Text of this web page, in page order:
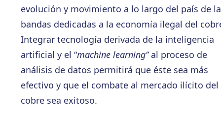
evolución y movimiento a lo largo del país de
bandas dedicadas a la economía ilegal del
Integrar tecnología derivada de la inteligencia
artificial y el “machine learning”al proceso de
análisis de datos permitirá que éste sea más
efectivo y que el combate al mercado ilícito del
cobre sea exitoso.